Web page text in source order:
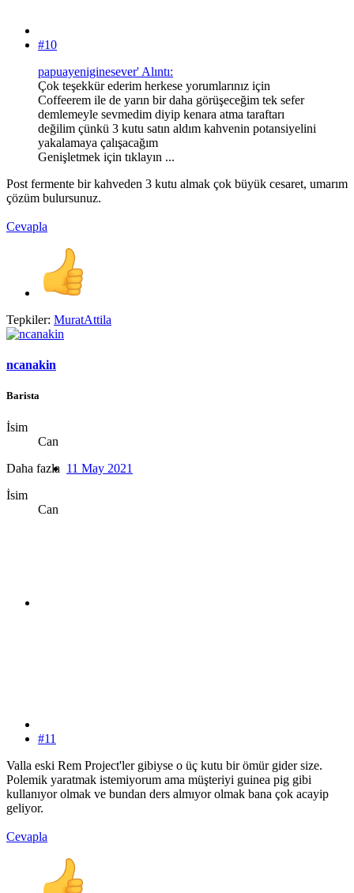
#10
papuayeniginesever' Alıntı:
Çok teşekkür ederim herkese yorumlarınız için
Coffeerem ile de yarın bir daha görüşeceğim tek sefer
demlemeyle sevmedim diyip kenara atma taraftarı
değilim çünkü 3 kutu satın aldım kahvenin potansiyelini
yakalamaya çalışacağım
Genişletmek için tıklayın ...
Post fermente bir kahveden 3 kutu almak çok büyük cesaret, umarım
çözüm bulursunuz.
Cevapla
Tepkiler: MuratAttila
ncanakin
Barista
İsim
Can
Daha fazla
İsim
Can
11 May 2021
#11
Valla eski Rem Project'ler gibiyse o üç kutu bir ömür gider size.
Polemik yaratmak istemiyorum ama müşteriyi guinea pig gibi
kullanıyor olmak ve bundan ders almıyor olmak bana çok acayip
geliyor.
Cevapla